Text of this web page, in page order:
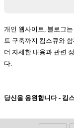
개인 웹사이트, 블로그
트 구축까지 킴스큐와
더 자세한 내용과 관련
다.
당신을 응원합니다 - 킴